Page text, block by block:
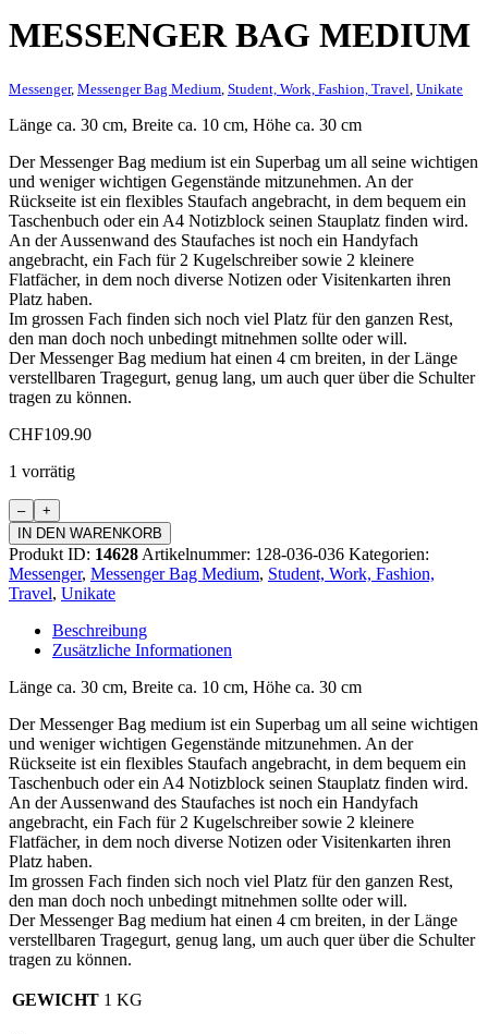
MESSENGER BAG MEDIUM
Messenger, Messenger Bag Medium, Student, Work, Fashion, Travel, Unikate
Länge ca. 30 cm, Breite ca. 10 cm, Höhe ca. 30 cm
Der Messenger Bag medium ist ein Superbag um all seine wichtigen
und weniger wichtigen Gegenstände mitzunehmen. An der
Rückseite ist ein flexibles Staufach angebracht, in dem bequem ein
Taschenbuch oder ein A4 Notizblock seinen Stauplatz finden wird.
An der Aussenwand des Staufaches ist noch ein Handyfach
angebracht, ein Fach für 2 Kugelschreiber sowie 2 kleinere
Flatfächer, in dem noch diverse Notizen oder Visitenkarten ihren
Platz haben.
Im grossen Fach finden sich noch viel Platz für den ganzen Rest,
den man doch noch unbedingt mitnehmen sollte oder will.
Der Messenger Bag medium hat einen 4 cm breiten, in der Länge
verstellbaren Tragegurt, genug lang, um auch quer über die Schulter
tragen zu können.
CHF109.90
1 vorrätig
Messenger
Bag
Medium
Menge
IN DEN WARENKORB
Produkt ID: 14628 Artikelnummer: 128-036-036 Kategorien:
Messenger, Messenger Bag Medium, Student, Work, Fashion,
Travel, Unikate
Beschreibung
Zusätzliche Informationen
Länge ca. 30 cm, Breite ca. 10 cm, Höhe ca. 30 cm
Der Messenger Bag medium ist ein Superbag um all seine wichtigen
und weniger wichtigen Gegenstände mitzunehmen. An der
Rückseite ist ein flexibles Staufach angebracht, in dem bequem ein
Taschenbuch oder ein A4 Notizblock seinen Stauplatz finden wird.
An der Aussenwand des Staufaches ist noch ein Handyfach
angebracht, ein Fach für 2 Kugelschreiber sowie 2 kleinere
Flatfächer, in dem noch diverse Notizen oder Visitenkarten ihren
Platz haben.
Im grossen Fach finden sich noch viel Platz für den ganzen Rest,
den man doch noch unbedingt mitnehmen sollte oder will.
Der Messenger Bag medium hat einen 4 cm breiten, in der Länge
verstellbaren Tragegurt, genug lang, um auch quer über die Schulter
tragen zu können.
GEWICHT 1 KG